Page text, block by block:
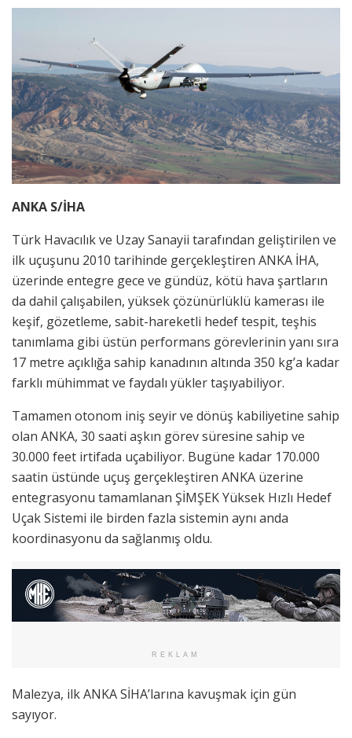
ANKA S/İHA
Türk Havacılık ve Uzay Sanayii tarafından geliştirilen ve
ilk uçuşunu 2010 tarihinde gerçekleştiren ANKA İHA,
üzerinde entegre gece ve gündüz, kötü hava şartların
da dahil çalışabilen, yüksek çözünürlüklü kamerası ile
keşif, gözetleme, sabit-hareketli hedef tespit, teşhis
tanımlama gibi üstün performans görevlerinin yanı sıra
17 metre açıklığa sahip kanadının altında 350 kg’a kadar
farklı mühimmat ve faydalı yükler taşıyabiliyor.
Tamamen otonom iniş seyir ve dönüş kabiliyetine sahip
olan ANKA, 30 saati aşkın görev süresine sahip ve
30.000 feet irtifada uçabiliyor. Bugüne kadar 170.000
saatin üstünde uçuş gerçekleştiren ANKA üzerine
entegrasyonu tamamlanan ŞİMŞEK Yüksek Hızlı Hedef
Uçak Sistemi ile birden fazla sistemin aynı anda
koordinasyonu da sağlanmış oldu.
REKLAM
Malezya, ilk ANKA SİHA’larına kavuşmak için gün
sayıyor.